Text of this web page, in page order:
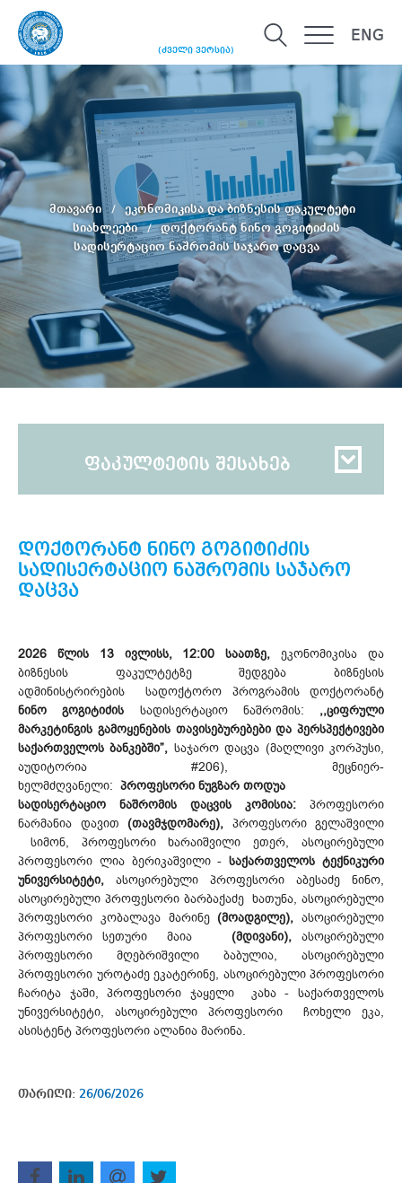
(ძველი ვერსია)
ENG
მთავარი
ეკონომიკისა და ბიზნესის ფაკულტეტი
სიახლეები
დოქტორანტ ნინო გოგიტიძის
სადისერტაციო ნაშრომის საჯარო დაცვა
ფაკულტეტის შესახებ
დოქტორანტ ნინო გოგიტიძის
სადისერტაციო ნაშრომის საჯარო
დაცვა
2026 წლის 13 ივლისს, 12:00 საათზე, ეკონომიკისა და
ბიზნესის ფაკულტეტზე შედგება ბიზნესის
ადმინისტრირების სადოქტორო პროგრამის დოქტორანტ
ნინო გოგიტიძის სადისერტაციო ნაშრომის: ,,ციფრული
მარკეტინგის გამოყენების თავისებურებები და პერსპექტივები
საქართველოს ბანკებში”, საჯარო დაცვა (მაღლივი კორპუსი,
აუდიტორია #206), მეცნიერ-
ხელმძღვანელი: პროფესორი ნუგზარ თოდუა
სადისერტაციო ნაშრომის დაცვის კომისია: პროფესორი
ნარმანია დავით (თავმჯდომარე), პროფესორი გელაშვილი
სიმონ, პროფესორი ხარაიშვილი ეთერ, ასოცირებული
პროფესორი ლია ბერიკაშვილი -საქართველოს ტექნიკური
უნივერსიტეტი, ასოცირებული პროფესორი აბესაძე ნინო,
ასოცირებული პროფესორი ბარბაქაძე ხათუნა, ასოცირებული
პროფესორი კობალავა მარინე(მოადგილე), ასოცირებული
პროფესორი სეთური მაია (მდივანი), ასოცირებული
პროფესორი მღებრიშვილი ბაბულია, ასოცირებული
პროფესორი უროტაძე ეკატერინე, ასოცირებული პროფესორი
ჩარიტა ჯაში, პროფესორი ჯაყელი კახა - საქართველოს
უნივერსიტეტი, ასოცირებული პროფესორი ჩოხელი ეკა,
ასისტენტ პროფესორი ალანია მარინა.
თარიღი: 26/06/2026